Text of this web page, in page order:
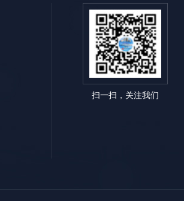
扫一扫，关注我们